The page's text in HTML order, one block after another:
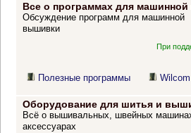
Все о программах для
Обсуждение программ для машинной
вышивки
При
Полезные программы Wilcom
Оборудование для шитья и
Всё о вышивальных, швейных
аксессуарах